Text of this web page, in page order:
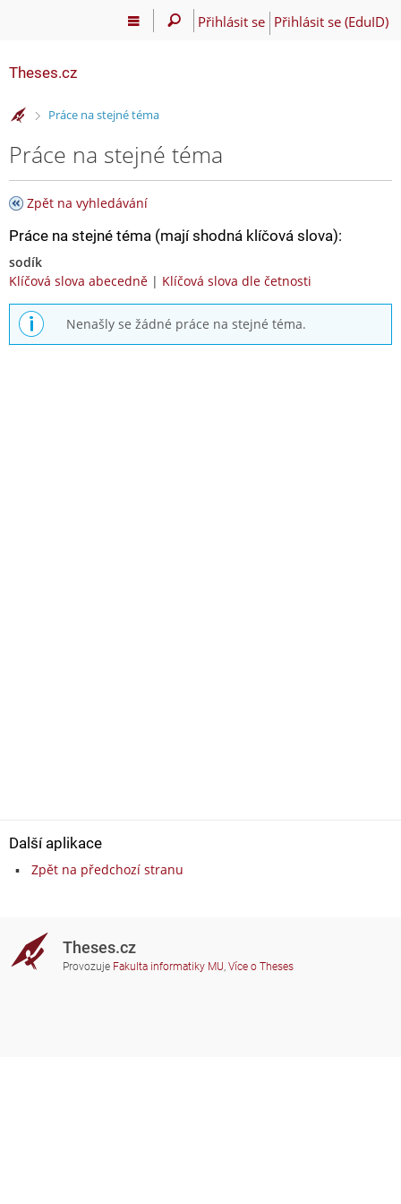
Přihlásit se Přihlásit se (EduID)
Theses.cz
>Práce na stejné téma
Práce na stejné téma
Zpět na vyhledávání
Práce na stejné téma (mají shodná klíčová slova):
sodík
Klíčová slova abecedně | Klíčová slova dle četnosti
Nenašly se žádné práce na stejné téma.
Další aplikace
Zpět na předchozí stranu
Theses.cz
Provozuje Fakulta informatiky MU, Více o Theses